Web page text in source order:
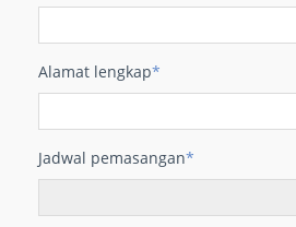
Alamat lengkap*
Jadwal pemasangan*